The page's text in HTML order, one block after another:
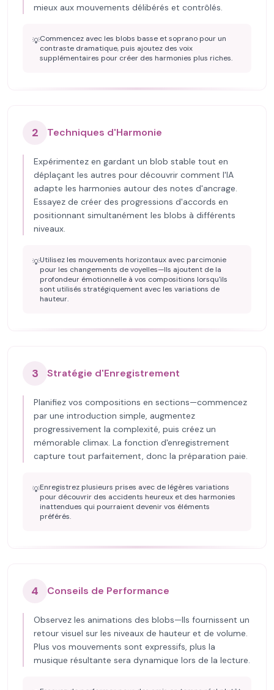
mieux aux mouvements délibérés et contrôlés.
💡Commencez avec les blobs basse et soprano pour un
contraste dramatique, puis ajoutez des voix
supplémentaires pour créer des harmonies plus riches.
2 Techniques d'Harmonie
Expérimentez en gardant un blob stable tout en
déplaçant les autres pour découvrir comment l'IA
adapte les harmonies autour des notes d'ancrage.
Essayez de créer des progressions d'accords en
positionnant simultanément les blobs à différents
niveaux.
💡Utilisez les mouvements horizontaux avec parcimonie
pour les changements de voyelles—Ils ajoutent de la
profondeur émotionnelle à vos compositions lorsqu'ils
sont utilisés stratégiquement avec les variations de
hauteur.
3 Stratégie d'Enregistrement
Planifiez vos compositions en sections—commencez
par une introduction simple, augmentez
progressivement la complexité, puis créez un
mémorable climax. La fonction d'enregistrement
capture tout parfaitement, donc la préparation paie.
💡Enregistrez plusieurs prises avec de légères variations
pour découvrir des accidents heureux et des harmonies
inattendues qui pourraient devenir vos éléments
préférés.
4 Conseils de Performance
Observez les animations des blobs—Ils fournissent un
retour visuel sur les niveaux de hauteur et de volume.
Plus vos mouvements sont expressifs, plus la
musique résultante sera dynamique lors de la lecture.